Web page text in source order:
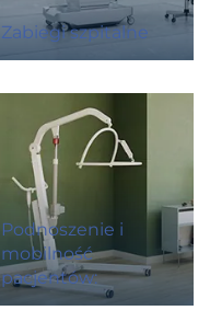
Zabiegi szpitalne
Podnoszenie i
mobilność
pacjentów: